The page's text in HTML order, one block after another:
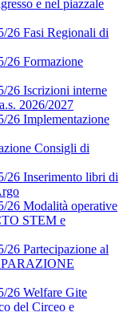
e nel piazzale
26 Fasi Regionali di
26 Formazione
26 Iscrizioni interne
2026/2027
26 Implementazione
Consigli di
26 Inserimento libri di
26 Modalità operative
STEM e
26 Partecipazione al
26 Welfare Gite
del Circeo e